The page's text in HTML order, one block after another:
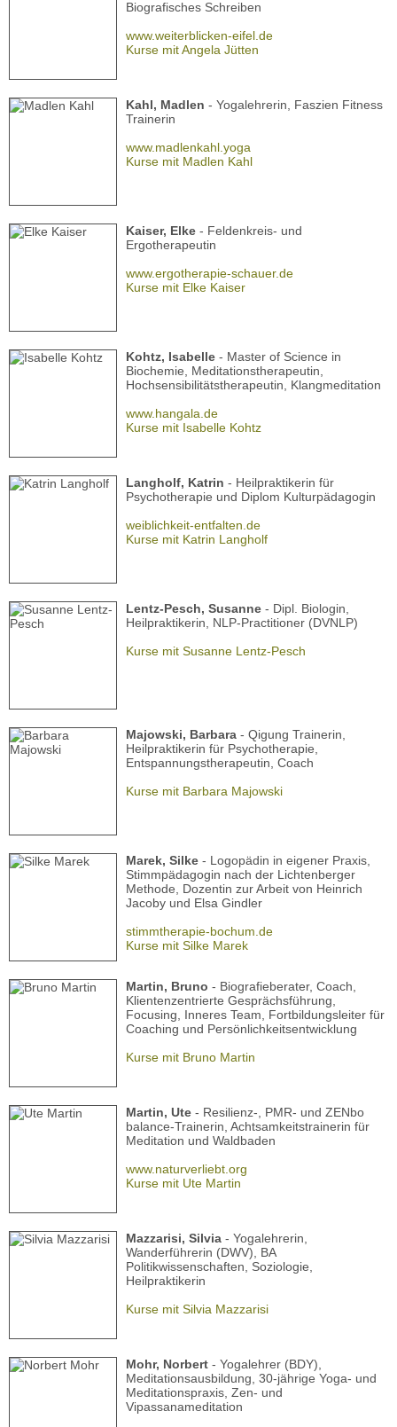
Biografisches Schreiben
www.weiterblicken-eifel.de
Kurse mit Angela Jütten
Kahl, Madlen - Yogalehrerin, Faszien Fitness
Trainerin
www.madlenkahl.yoga
Kurse mit Madlen Kahl
Kaiser, Elke - Feldenkreis- und
Ergotherapeutin
www.ergotherapie-schauer.de
Kurse mit Elke Kaiser
Kohtz, Isabelle - Master of Science in
Biochemie, Meditationstherapeutin,
Hochsensibilitätstherapeutin, Klangmeditation
www.hangala.de
Kurse mit Isabelle Kohtz
Langholf, Katrin - Heilpraktikerin für
Psychotherapie und Diplom Kulturpädagogin
weiblichkeit-entfalten.de
Kurse mit Katrin Langholf
Lentz-Pesch, Susanne - Dipl. Biologin,
Heilpraktikerin, NLP-Practitioner (DVNLP)
Kurse mit Susanne Lentz-Pesch
Majowski, Barbara - Qigung Trainerin,
Heilpraktikerin für Psychotherapie,
Entspannungstherapeutin, Coach
Kurse mit Barbara Majowski
Marek, Silke - Logopädin in eigener Praxis,
Stimmpädagogin nach der Lichtenberger
Methode, Dozentin zur Arbeit von Heinrich
Jacoby und Elsa Gindler
stimmtherapie-bochum.de
Kurse mit Silke Marek
Martin, Bruno - Biografieberater, Coach,
Klientenzentrierte Gesprächsführung,
Focusing, Inneres Team, Fortbildungsleiter für
Coaching und Persönlichkeitsentwicklung
Kurse mit Bruno Martin
Martin, Ute - Resilienz-, PMR- und ZENbo
balance-Trainerin, Achtsamkeitstrainerin für
Meditation und Waldbaden
www.naturverliebt.org
Kurse mit Ute Martin
Mazzarisi, Silvia - Yogalehrerin,
Wanderführerin (DWV), BA
Politikwissenschaften, Soziologie,
Heilpraktikerin
Kurse mit Silvia Mazzarisi
Mohr, Norbert - Yogalehrer (BDY),
Meditationsausbildung, 30-jährige Yoga- und
Meditationspraxis, Zen- und
Vipassanameditation